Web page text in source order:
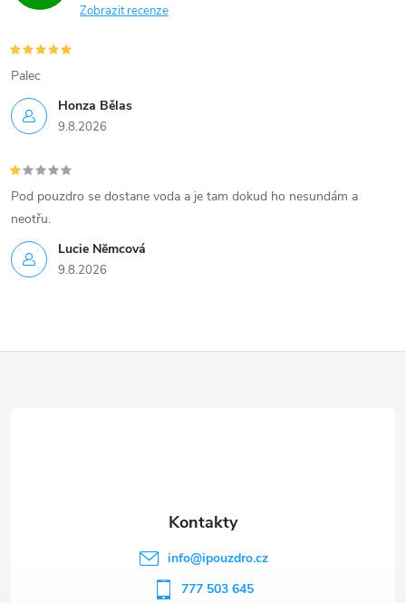
Zobrazit recenze
Honza Bělas
9.8.2026
Palec
Lucie Nĕmcová
9.8.2026
Pod pouzdro se dostane voda a je tam dokud ho nesundám a
neotřu.
info@ipouzdro.cz
777 503 645